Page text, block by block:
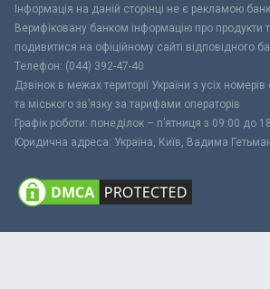
Інформація на даній сторінці не є рекламою
Верифіковану банком інформацію про продукти
подивитися на офіційному сайті відповідного
Телефон: (044) 392-47-40
Дзвінок в межах території України з усіх
та міського зв’язку за тарифами операторів
Графік роботи: понеділок – п’ятниця з 09:00 до
Юридична адреса: Україна, Київ, Вадима